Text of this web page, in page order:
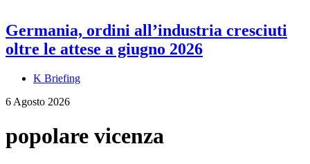
Germania, ordini all’industria cresciuti
oltre le attese a giugno 2026
K Briefing
6 Agosto 2026
popolare vicenza